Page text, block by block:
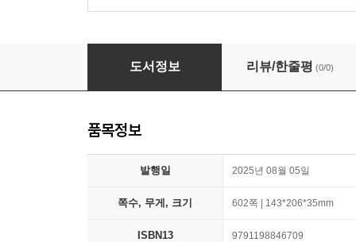
하룻밤에 읽는 B2B 마케팅+하룻밤에 읽는
도서정보 리뷰/한줄평 (0/0)
품목정보
발행일 2025년 08월 05일
쪽수, 무게, 크기 602쪽 | 143*206*35mm
ISBN13 9791198846709